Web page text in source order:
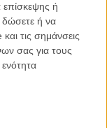
επίσκεψης ή
δώσετε ή να
τις σημάνσεις
σας για τους
για τη νέα
Σνάιντερ επιδιώκει
σε φυσικά
το ντεμπούτο